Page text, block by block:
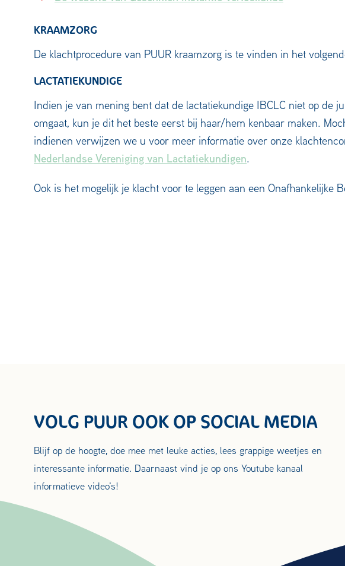
KRAAMZORG
De klachtprocedure van PUUR kraamzorg is te vinden in het
LACTATIEKUNDIGE
Indien je van mening bent dat de lactatiekundige IBCLC niet op de
omgaat, kun je dit het beste eerst bij haar/hem kenbaar maken.
indienen verwijzen we u voor meer informatie over onze
Nederlandse Vereniging van Lactatiekundigen.
Ook is het mogelijk je klacht voor te leggen aan een Onafhankelijke
VOLG PUUR OOK OP SOCIAL MEDIA
Blijf op de hoogte, doe mee met leuke acties, lees grappige weetjes en
interessante informatie. Daarnaast vind je op ons Youtube kanaal
informatieve video's!